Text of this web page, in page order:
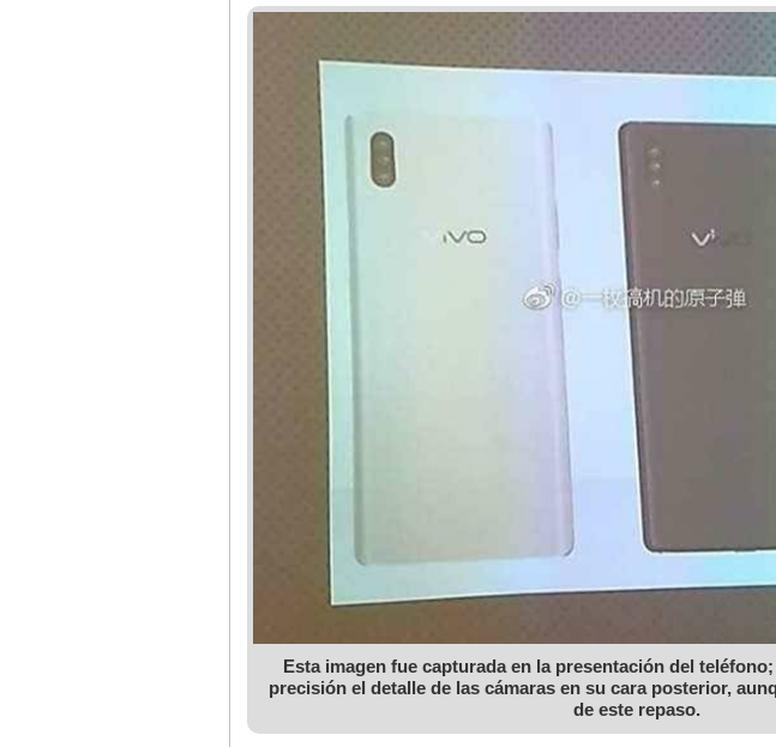
Esta imagen fue capturada en la presentación del
precisión el detalle de las cámaras en su cara posterior,
de este repaso.